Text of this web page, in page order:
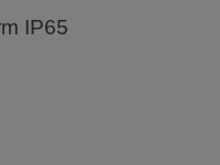
IP65